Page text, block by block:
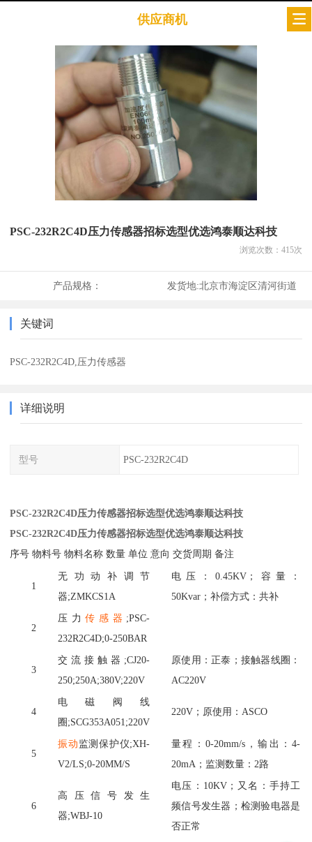
供应商机
PSC-232R2C4D压力传感器招标选型优选鸿泰顺达科技
浏览次数： 415次
产品规格： 发货地:北京市海淀区清河街道
关键词
PSC-232R2C4D,压力传感器
详细说明
型号 PSC-232R2C4D
PSC-232R2C4D压力传感器招标选型优选鸿泰顺达科技
PSC-232R2C4D压力传感器招标选型优选鸿泰顺达科技
序号 物料号 物料名称 数量 单位 意向 交货周期 备注
1
无功动补调节
器;ZMKCS1A
电压：0.45KV；容量：
50Kvar；补偿方式：共补
2
压力传感器 ;PSC-
232R2C4D;0-250BAR
3
交流接触器 ;CJ20-
250;250A;380V;220V
原使用：正泰；接触器线圈：
AC220V
4
电磁阀线
圈 ;SCG353A051;220V
220V；原使用：ASCO
5
振动 监测保护仪;XH-
V2/LS;0-20MM/S
量程： 0-20mm/s，输出：4-
20mA；监测数量：2路
6
高压信号发生
器;WBJ-10
电压： 10KV；又名：手持工
频信号发生器；检测验电器是
否正常